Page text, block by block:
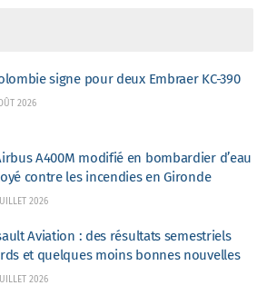
signe pour deux Embraer KC-390
2026
A400M modifié en bombardier d’eau
contre les incendies en Gironde
2026
Aviation : des résultats semestriels
et quelques moins bonnes nouvelles
2026